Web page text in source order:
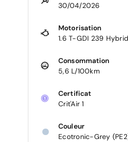
30/04/2026
Motorisation
1.6 T-GDI 239
Consommation
5,6 L/100km
Certificat
Crit'Air 1
Couleur
Ecotronic-Grey